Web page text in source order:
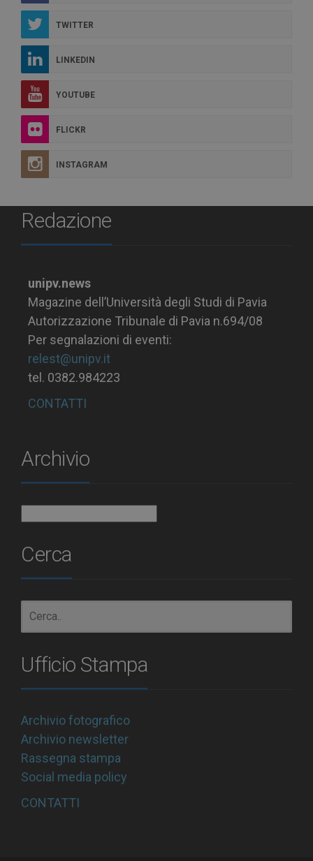
TWITTER
LINKEDIN
YOUTUBE
FLICKR
INSTAGRAM
Redazione
unipv.news
Magazine dell’Università degli Studi di Pavia
Autorizzazione Tribunale di Pavia n.694/08
Per segnalazioni di eventi:
relest@unipv.it
tel. 0382.984223
CONTATTI
Archivio
Cerca
Ufficio Stampa
Archivio fotografico
Archivio newsletter
Rassegna stampa
Social media policy
CONTATTI